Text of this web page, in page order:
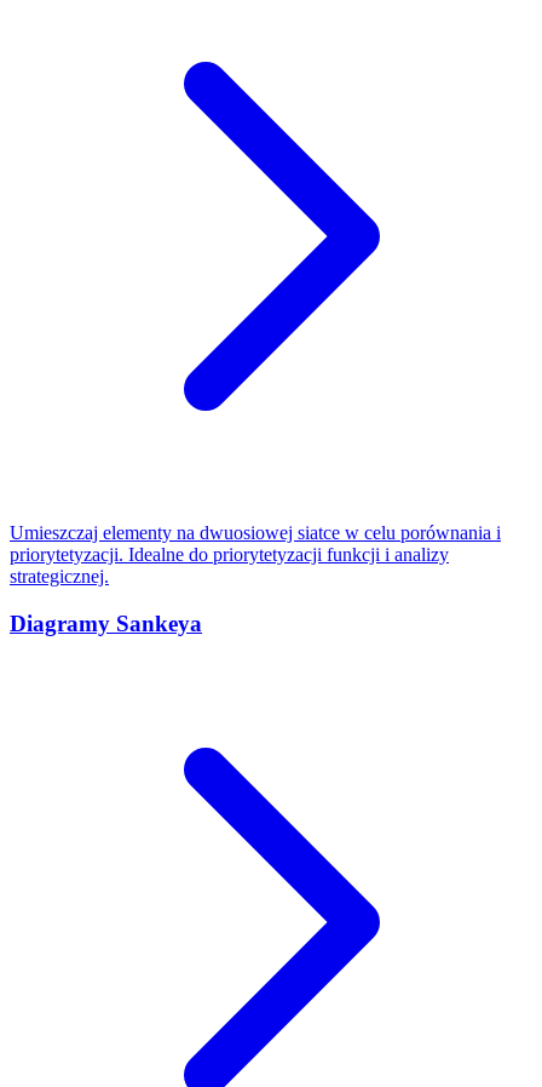
Umieszczaj elementy na dwuosiowej siatce w celu porównania i
priorytetyzacji. Idealne do priorytetyzacji funkcji i analizy
strategicznej.
Diagramy Sankeya